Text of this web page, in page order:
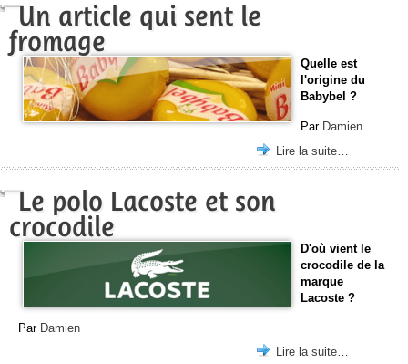
Un article qui sent le
fromage
Quelle est
l'origine du
Babybel ?
Par Damien
Lire la suite…
Le polo Lacoste et son
crocodile
D'où vient le
crocodile de la
marque
Lacoste ?
Par Damien
Lire la suite…